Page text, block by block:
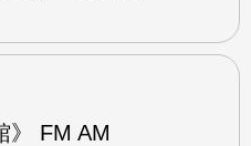
》 FM AM